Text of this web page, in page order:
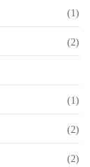
(1)
(2)
(1)
(2)
(2)